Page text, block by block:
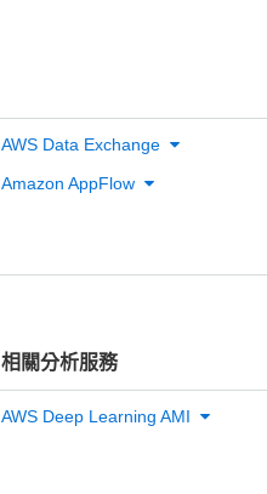
AWS Data Exchange
Amazon AppFlow
相關分析服務
AWS Deep Learning AMI